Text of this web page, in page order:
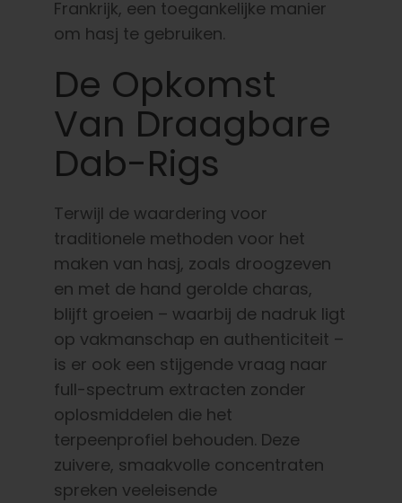
Frankrijk, een toegankelijke manier
om hasj te gebruiken.
De Opkomst
Van Draagbare
Dab-Rigs
Terwijl de waardering voor
traditionele methoden voor het
maken van hasj, zoals droogzeven
en met de hand gerolde charas,
blijft groeien – waarbij de nadruk ligt
op vakmanschap en authenticiteit –
is er ook een stijgende vraag naar
full-spectrum extracten zonder
oplosmiddelen die het
terpeenprofiel behouden. Deze
zuivere, smaakvolle concentraten
spreken veeleisende